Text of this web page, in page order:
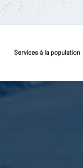
Services à la population